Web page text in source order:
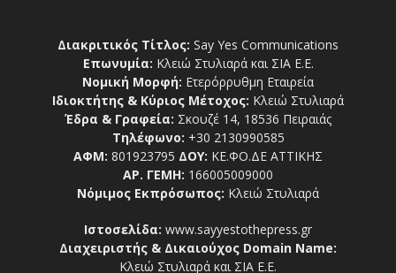
Διακριτικός Τίτλος: Say Yes Communications
Επωνυμία: Κλειώ Στυλιαρά και ΣΙΑ Ε.Ε.
Νομική Μορφή: Ετερόρρυθμη Εταιρεία
Ιδιοκτήτης & Κύριος Μέτοχος: Κλειώ Στυλιαρά
Έδρα & Γραφεία: Σκουζέ 14, 18536 Πειραιάς
Τηλέφωνο: +30 2130990585
ΑΦΜ: 801923795 ΔΟΥ: ΚΕ.ΦΟ.ΔΕ ΑΤΤΙΚΗΣ
ΑΡ. ΓΕΜΗ: 166005009000
Νόμιμος Εκπρόσωπος: Κλειώ Στυλιαρά
Ιστοσελίδα: www.sayyestothepress.gr
Διαχειριστής & Δικαιούχος Domain Name:
Κλειώ Στυλιαρά και ΣΙΑ Ε.Ε.